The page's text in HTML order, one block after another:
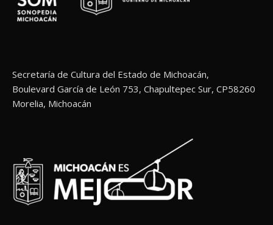
Secretaría de Cultura del Estado de Michoacán,
Boulevard García de León 753, Chapultepec Sur, CP58260
Morelia, Michoacán